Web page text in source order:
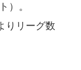
）。
りリーグ数